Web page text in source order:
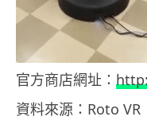
官方商店網址：
資料來源：Roto VR